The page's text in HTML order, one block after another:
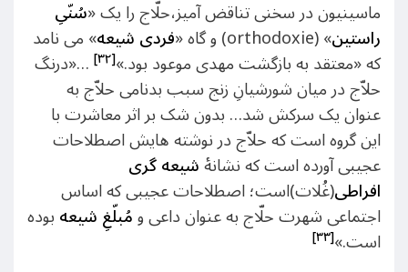
ماسینیون در سخنی تناقض آمیز،حلّاج را یک «سُنّىِ
راستین» (orthodoxie) و گاه « فردی شیعه» می نامد
که «معتقد به بازگشت مهدی موعود بود.»[۳۲] …«درنگ
حلاّج در میان شورشیانِ زنج سبب بدنامی حلاّج به
عنوان یک سرکش شد… بدون شک بر اثر معاشرت با
این گروه است که حلاّج در نوشته هایش اصطلاحات
عجیبی آورده است که نشانۀشیعه گری
افراطی(غُلات)است؛ اصطلاحات عجیبی که اساس
اجتماعی شهرت حلّاج به عنوان داعی ومُبلّغِ شیعهبوده
است.»[۳۳]